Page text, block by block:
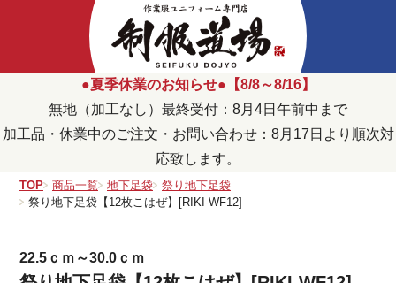
●夏季休業のお知らせ●【8/8～8/16】
無地（加工なし）最終受付：8月4日午前中まで
加工品・休業中のご注文・お問い合わせ：8月17日より順次対
応致します。
TOP 商品一覧 地下足袋
祭り地下足袋
祭り地下足袋【12枚こはぜ】[RIKI-WF12]
22.5ｃｍ～30.0ｃｍ